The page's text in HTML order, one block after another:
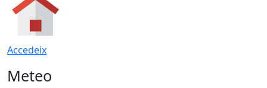
Accedeix
Meteo